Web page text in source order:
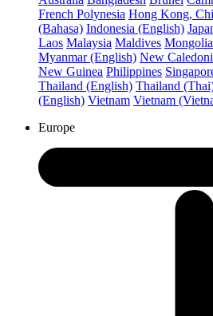
French Polynesia Hong Kong,
(Bahasa) Indonesia (English)
Laos Malaysia Maldives Mongolia
Myanmar (English) New
New Guinea Philippines
Thailand (English) Thailand
(English) Vietnam Vietnam
Europe